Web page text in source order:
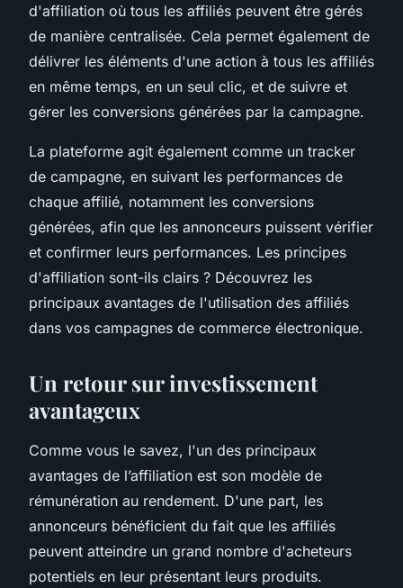
d'affiliation où tous les affiliés peuvent être gérés
de manière centralisée. Cela permet également de
délivrer les éléments d'une action à tous les affiliés
en même temps, en un seul clic, et de suivre et
gérer les conversions générées par la campagne.
La plateforme agit également comme un tracker
de campagne, en suivant les performances de
chaque affilié, notamment les conversions
générées, afin que les annonceurs puissent vérifier
et confirmer leurs performances. Les principes
d'affiliation sont-ils clairs ? Découvrez les
principaux avantages de l'utilisation des affiliés
dans vos campagnes de commerce électronique.
Un retour sur investissement
avantageux
Comme vous le savez, l'un des principaux
avantages de l’affiliation est son modèle de
rémunération au rendement. D'une part, les
annonceurs bénéficient du fait que les affiliés
peuvent atteindre un grand nombre d'acheteurs
potentiels en leur présentant leurs produits.